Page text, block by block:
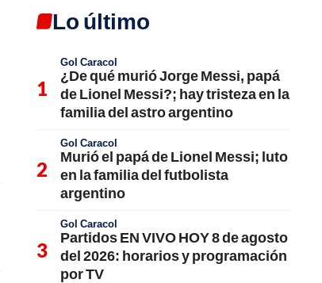
Lo último
Gol Caracol
¿De qué murió Jorge Messi, papá
de Lionel Messi?; hay tristeza en la
familia del astro argentino
Gol Caracol
Murió el papá de Lionel Messi; luto
en la familia del futbolista
argentino
Gol Caracol
Partidos EN VIVO HOY 8 de agosto
del 2026: horarios y programación
por TV